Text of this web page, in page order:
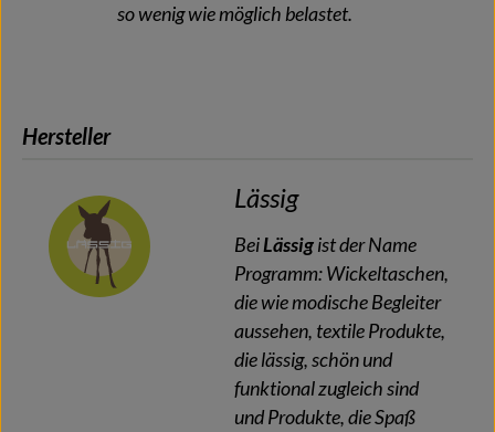
so wenig wie möglich belastet.
Hersteller
Lässig
BeiLässigist der Name
Programm: Wickeltaschen,
die wie modische Begleiter
aussehen, textile Produkte,
die lässig, schön und
funktional zugleich sind
und Produkte, die Spaß